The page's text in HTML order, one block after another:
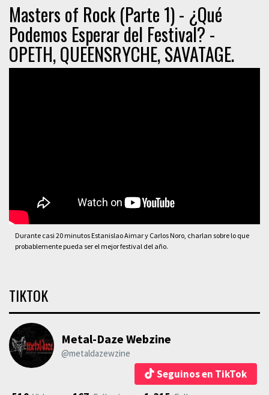
Masters of Rock (Parte 1) - ¿Qué
Podemos Esperar del Festival? -
OPETH, QUEENSRYCHE, SAVATAGE.
Durante casi 20 minutos Estanislao Aimar y Carlos Noro, charlan sobre lo que
probablemente pueda ser el mejor festival del año.
TIKTOK
Metal-Daze Webzine
@metaldazewzine
Seguinos en TikTok